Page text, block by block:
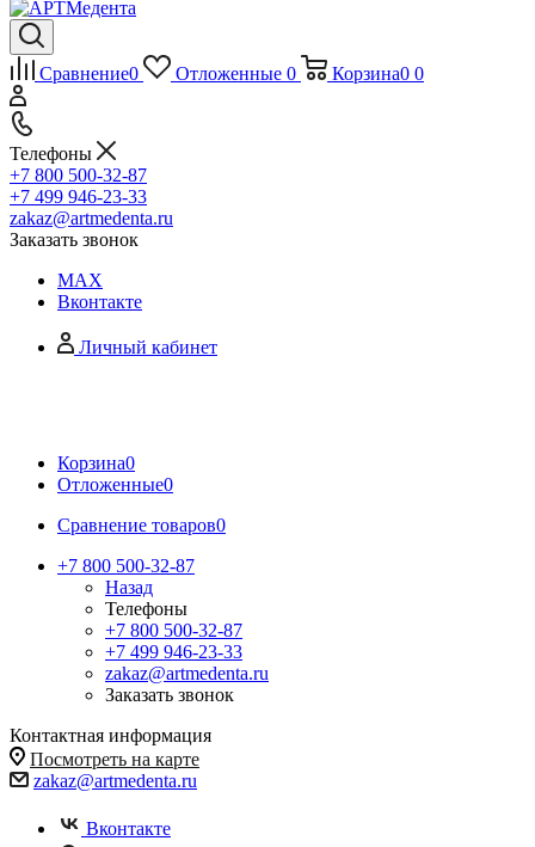
Сравнение0 Отложенные 0 Корзина0 0
Телефоны
+7 800 500-32-87
+7 499 946-23-33
zakaz@artmedenta.ru
Заказать звонок
MAX
Вконтакте
Личный кабинет
Корзина0
Отложенные0
Сравнение товаров0
+7 800 500-32-87
Назад
Телефоны
+7 800 500-32-87
+7 499 946-23-33
zakaz@artmedenta.ru
Заказать звонок
Контактная информация
Посмотреть на карте
zakaz@artmedenta.ru
Вконтакте